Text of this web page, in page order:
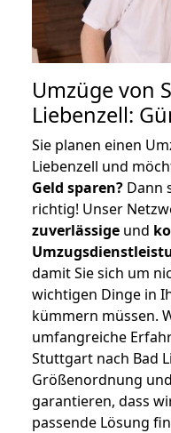
Umzüge von
Liebenzell:
Sie planen einen
Liebenzell und
Geld sparen? Dann
richtig! Unser
zuverlässige und
damit Sie sich um
wichtigen Dinge in
kümmern müssen.
umfangreiche
Stuttgart nach Bad
Größenordnung
garantieren, dass
passende Lösung